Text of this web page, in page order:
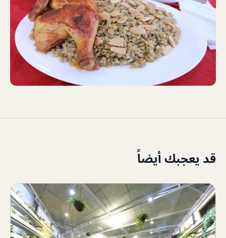
قد يعجبك أيضاً